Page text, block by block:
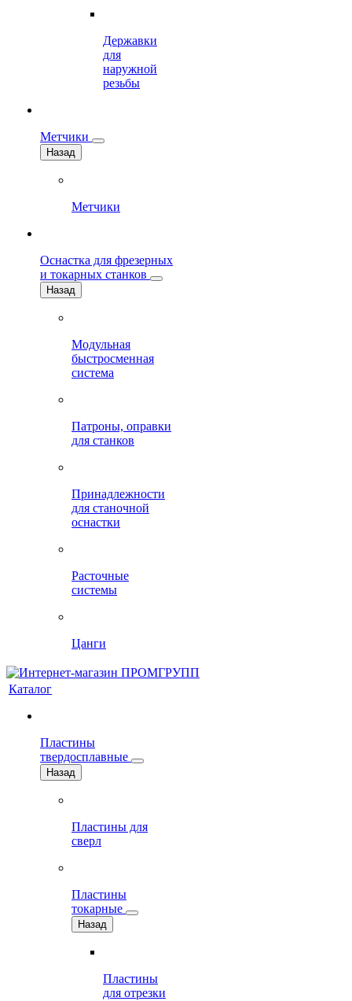
Державки
для
наружной
резьбы
Метчики
Назад
Метчики
Оснастка для фрезерных
и токарных станков
Назад
Модульная
быстросменная
система
Патроны, оправки
для станков
Принадлежности
для станочной
оснастки
Расточные
системы
Цанги
Каталог
Пластины
твердосплавные
Назад
Пластины для
сверл
Пластины
токарные
Назад
Пластины
для отрезки